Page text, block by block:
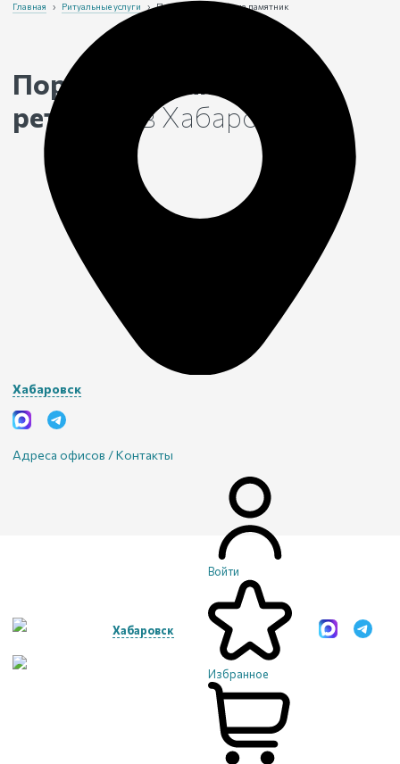
Хабаровск
Адреса офисов / Контакты
Хабаровск
Войти
Избранное
Главная › Ритуальные услуги › Портрет и надписи на памятник
Портрет на памятник с
ретушью
в Хабаровске